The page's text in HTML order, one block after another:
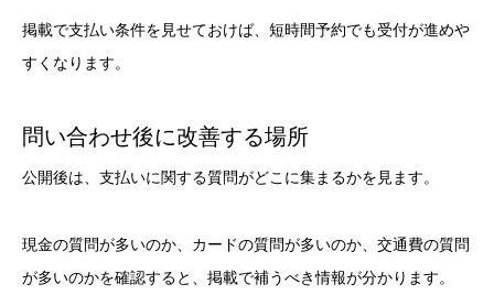
掲載で支払い条件を見せておけば、短時間予約でも受付が進めや
すくなります。
問い合わせ後に改善する場所
公開後は、支払いに関する質問がどこに集まるかを見ます。
現金の質問が多いのか、カードの質問が多いのか、交通費の質問
が多いのかを確認すると、掲載で補うべき情報が分かります。